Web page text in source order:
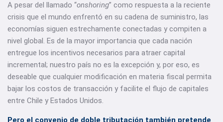
A pesar del llamado “onshoring” como respuesta a la reciente
crisis que el mundo enfrentó en su cadena de suministro, las
economías siguen estrechamente conectadas y compiten a
nivel global. Es de la mayor importancia que cada nación
entregue los incentivos necesarios para atraer capital
incremental; nuestro país no es la excepción y, por eso, es
deseable que cualquier modificación en materia fiscal permita
bajar los costos de transacción y facilite el flujo de capitales
entre Chile y Estados Unidos.
Pero el convenio de doble tributación también pretende